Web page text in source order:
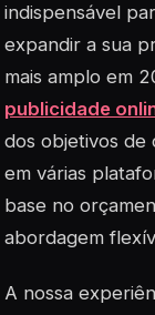
indispensável
expandir a sua
mais amplo em
publicidade
dos objetivos de
em várias
base no
abordagem
A nossa